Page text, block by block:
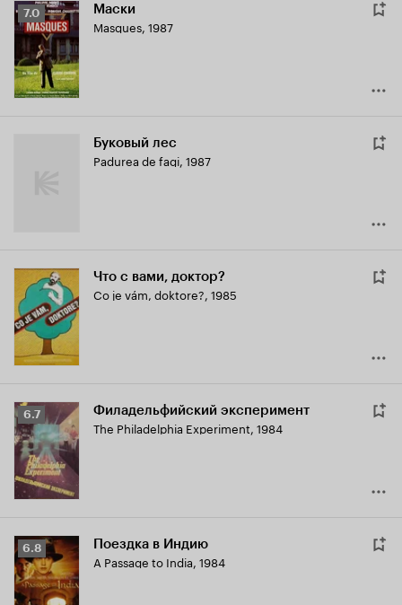
Рейтинг
Кинопоиска
7.0
7.0 Маски
Masques, 1987
Буковый лес
Padurea de fagi, 1987
Что с вами, доктор?
Co je vám, doktore?, 1985
Рейтинг
Кинопоиска
6.7
6.7 Филадельфийский эксперимент
The Philadelphia Experiment, 1984
Рейтинг
Кинопоиска
6.8
6.8 Поездка в Индию
A Passage to India, 1984